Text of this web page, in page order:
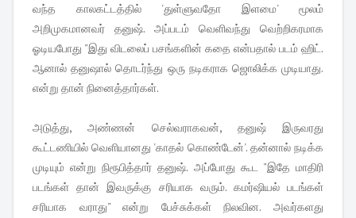
வந்த காலகட்டத்தில் 'துள்ளுவதோ இளமை' மூலம்
அறிமுகமானவர் தனுஷ். அப்படம் வெளிவந்து வெற்றிகரமாக
ஓடியபோது "இது விடலைப் பசங்களின் கதை என்பதால் படம் ஹிட்.
ஆனால் தனுஷால் தொடர்ந்து ஒரு நடிகராக ஜொலிக்க முடியாது.
என்று தான் நினைத்தார்கள்.
அடுத்து, அண்ணன் செல்வராகவன், தனுஷ் இருவரது
கூட்டணியில் வெளியானது 'காதல் கொண்டேன்'. தன்னால் நடிக்க
முடியும் என்று நிரூபித்தார் தனுஷ். அப்போது கூட "இதே மாதிரி
படங்கள் தான் இவருக்கு சரியாக வரும். கமர்ஷியல் படங்கள்
சரியாக வராது" என்று பேச்சுக்கள் நிலவின. அவர்களது